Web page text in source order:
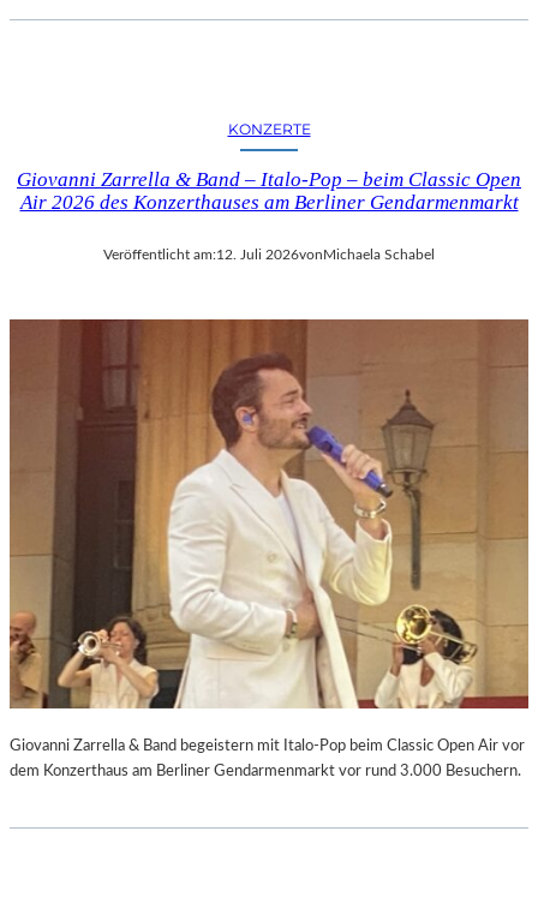
KONZERTE
Giovanni Zarrella & Band – Italo-Pop – beim Classic Open
Air 2026 des Konzerthauses am Berliner Gendarmenmarkt
Veröffentlicht am:12. Juli 2026von Michaela Schabel
Giovanni Zarrella & Band begeistern mit Italo-Pop beim Classic Open Air vor
dem Konzerthaus am Berliner Gendarmenmarkt vor rund 3.000 Besuchern.